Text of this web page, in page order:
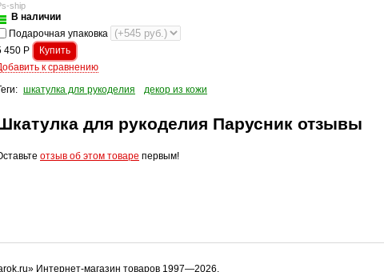
ship
В наличии
Подарочная упаковка
450 Р
к сравнению
шкатулка для рукоделия декор из кожи
для рукоделия Парусник отзывы
отзыв об этом товаре первым!
Интернет-магазин товаров 1997—2026.